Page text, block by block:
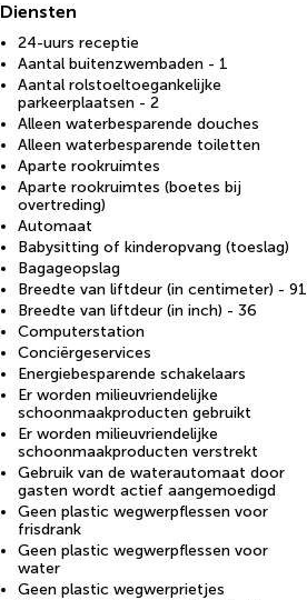
Diensten
24-uurs receptie
Aantal buitenzwembaden - 1
Aantal rolstoeltoegankelijke
parkeerplaatsen - 2
Alleen waterbesparende douches
Alleen waterbesparende toiletten
Aparte rookruimtes
Aparte rookruimtes (boetes bij
overtreding)
Automaat
Babysitting of kinderopvang (toeslag)
Bagageopslag
Breedte van liftdeur (in centimeter) - 91
Breedte van liftdeur (in inch) - 36
Computerstation
Conciërgeservices
Energiebesparende schakelaars
Er worden milieuvriendelijke
schoonmaakproducten gebruikt
Er worden milieuvriendelijke
schoonmaakproducten verstrekt
Gebruik van de waterautomaat door
gasten wordt actief aangemoedigd
Geen plastic wegwerpflessen voor
frisdrank
Geen plastic wegwerpflessen voor
water
Geen plastic wegwerprietjes